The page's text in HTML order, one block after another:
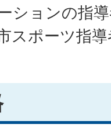
ションの指
スポーツ指